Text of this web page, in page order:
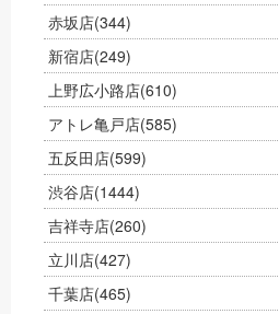
赤坂店(344)
新宿店(249)
上野広小路店(610)
アトレ亀戸店(585)
五反田店(599)
渋谷店(1444)
吉祥寺店(260)
立川店(427)
千葉店(465)